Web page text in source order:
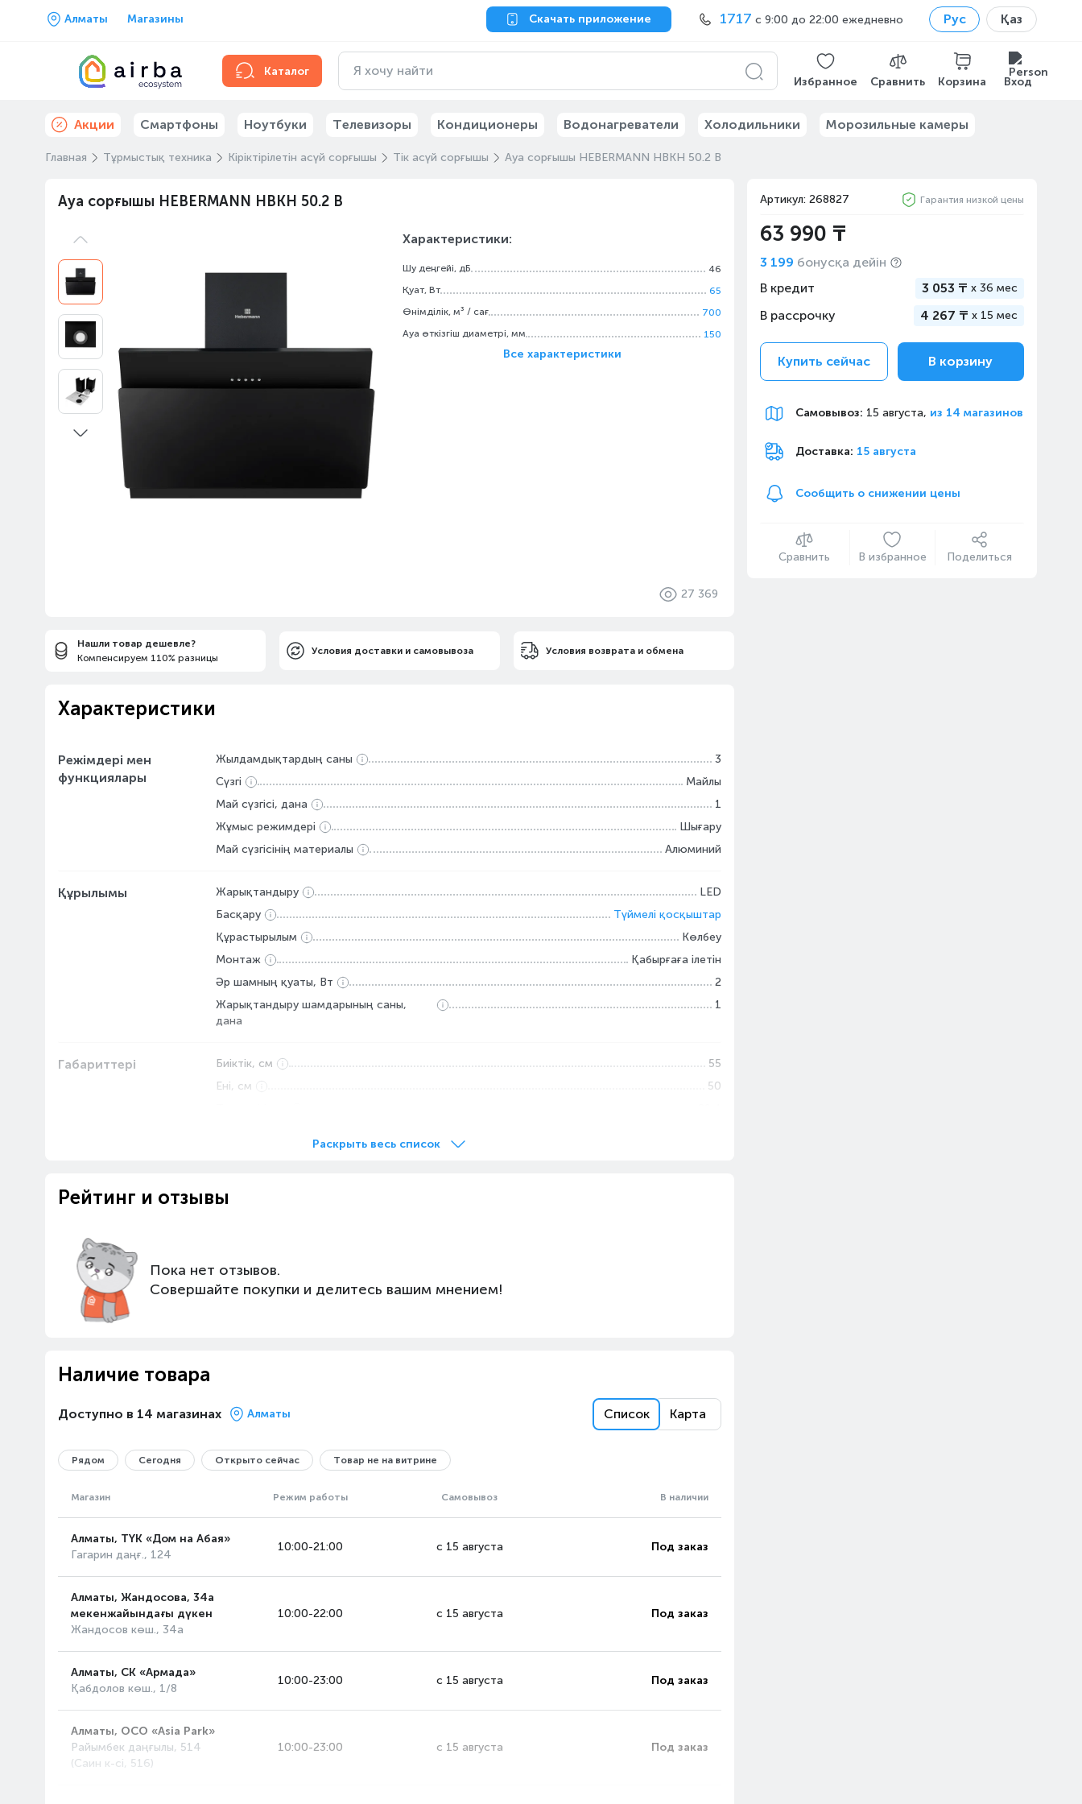
Алматы Магазины Скачать приложение 1717 с 9:00 до 22:00 ежедневно Рус Қаз
Каталог
Избранное Сравнить Корзина Вход
Акции Смартфоны Ноутбуки Телевизоры Кондиционеры Водонагреватели Холодильники Морозильные камеры
Главная Тұрмыстық техника Кіріктірілетін асүй сорғышы Тік асүй сорғышы Ауа сорғышы HEBERMANN HBKH 50.2 B
Ауа сорғышы HEBERMANN HBKH 50.2 B
Характеристики:
Шу деңгейі, дБ
46
Қуат, Вт
65
Өнімділік, м³ / сағ
700
Ауа өткізгіш диаметрі, мм
150
Все характеристики
27 369
Артикул: 268827 Гарантия низкой цены
63 990 ₸
3 199 бонусқа дейін
В кредит
3 053 ₸ x 36 мес
В рассрочку 4 267 ₸ x 15 мес
Купить сейчас В корзину
Самовывоз: 15 августа, из 14 магазинов
Доставка: 15 августа
Сообщить о снижении цены
Сравнить В избранное Поделиться
Нашли товар дешевле?
Компенсируем 110% разницы
Условия доставки и самовывоза Условия возврата и обмена
Характеристики
Режімдері мен
функциялары
Жылдамдықтардың саны
3
Сүзгі
Майлы
Май сүзгісі, дана
1
Жұмыс режимдері
Шығару
Май сүзгісінің материалы
Алюминий
Құрылымы Жарықтандыру
LED
Басқару
Түймелі қосқыштар
Құрастырылым
Көлбеу
Монтаж
Қабырғаға ілетін
Әр шамның қуаты, Вт
2
Жарықтандыру шамдарының саны,
дана
1
Габариттері Биіктік, см
55
Ені, см
50
Негізгі сипаттамалары Қуат, Вт
Материал корпусы
Раскрыть весь список
Рейтинг и отзывы
Пока нет отзывов.
Совершайте покупки и делитесь вашим мнением!
Наличие товара
Доступно в 14 магазинах Алматы Список Карта
Рядом Сегодня Открыто сейчас Товар не на витрине
Магазин Режим работы Самовывоз В наличии
Алматы, ТҮК «Дом на Абая»
Гагарин даңғ., 124
10:00-21:00 с 15 августа Под заказ
Алматы, Жандосова, 34а
мекенжайындағы дүкен
Жандосов көш., 34а
10:00-22:00 с 15 августа Под заказ
Алматы, СК «Армада»
Қабдолов көш., 1/8
10:00-23:00 с 15 августа Под заказ
Алматы, ОСО «Asia Park»
Райымбек даңғылы, 514
(Саин к-сі, 516)
10:00-23:00 с 15 августа Под заказ